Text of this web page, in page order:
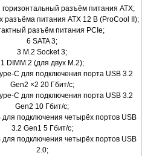
горизонтальный разъём питания ATX;
разъёма питания ATX 12 В (ProCool II);
разъём питания PCIe;
6 SATA 3;
3 M.2 Socket 3;
1 DIMM.2 (для двух M.2);
C для подключения порта USB 3.2
Gen2 ×2 20 Гбит/с;
C для подключения порта USB 3.2
Gen2 10 Гбит/с;
подключения четырёх портов USB
3.2 Gen1 5 Гбит/c;
подключения четырёх портов USB
2.0;